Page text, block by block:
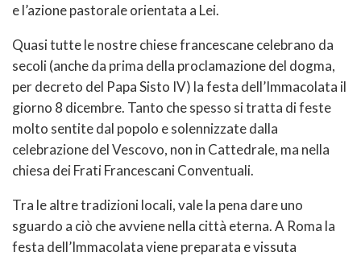
e l’azione pastorale orientata a Lei.
Quasi tutte le nostre chiese francescane celebrano da
secoli (anche da prima della proclamazione del dogma,
per decreto del Papa Sisto IV) la festa dell’Immacolata il
giorno 8 dicembre. Tanto che spesso si tratta di feste
molto sentite dal popolo e solennizzate dalla
celebrazione del Vescovo, non in Cattedrale, ma nella
chiesa dei Frati Francescani Conventuali.
Tra le altre tradizioni locali, vale la pena dare uno
sguardo a ciò che avviene nella città eterna. A Roma la
festa dell’Immacolata viene preparata e vissuta